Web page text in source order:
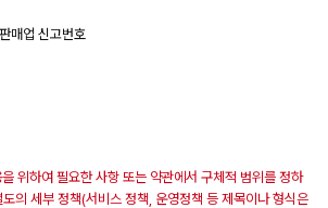
매업 신고번호
위하여 필요한 사항 또는 약관에서 구체적 범위를 정하
의 세부 정책(서비스 정책, 운영정책 등 제목이나 형식은